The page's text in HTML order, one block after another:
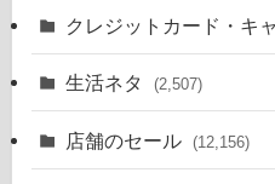
クレジットカード・キ
生活ネタ (2,507)
店舗のセール (12,156)